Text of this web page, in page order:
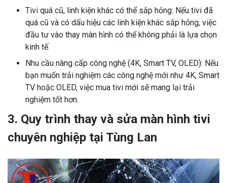
Tivi quá cũ, linh kiện khác có thể sắp hỏng: Nếu tivi đã
quá cũ và có dấu hiệu các linh kiện khác sắp hỏng, việc
đầu tư vào thay màn hình có thể không phải là lựa chọn
kinh tế.
Nhu cầu nâng cấp công nghệ (4K, Smart TV, OLED): Nếu
bạn muốn trải nghiệm các công nghệ mới như 4K, Smart
TV hoặc OLED, việc mua tivi mới sẽ mang lại trải
nghiệm tốt hơn.
3. Quy trình thay và sửa màn hình tivi
chuyên nghiệp tại Tùng Lan